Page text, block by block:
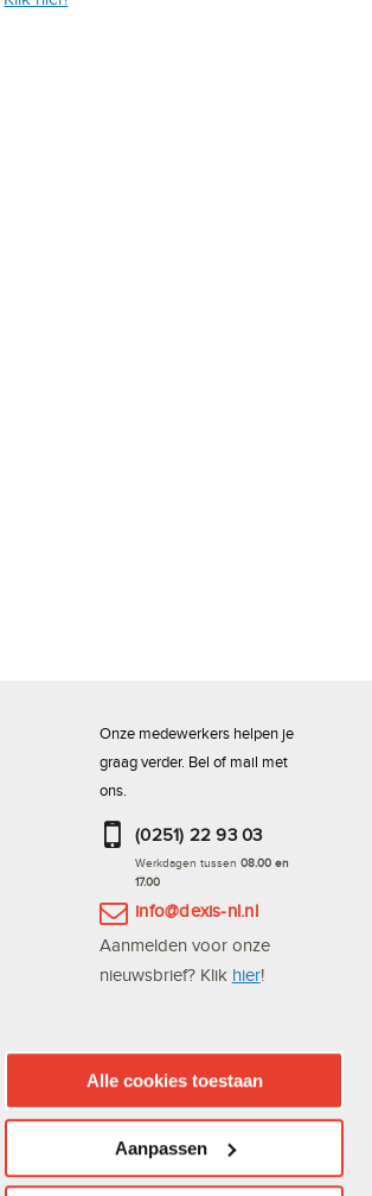
Alle cookies toestaan
Aanpassen
Onze medewerkers helpen je
graag verder. Bel of mail met
ons.
(0251) 22 93 03
Werkdagen tussen 08.00 en
17.00
info@dexis-nl.nl
Aanmelden voor onze
nieuwsbrief? Klik hier!
DEXIS Scan App